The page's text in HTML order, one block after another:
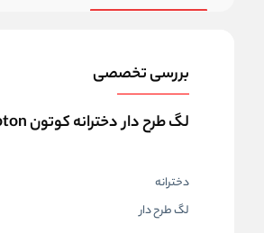
بررسی تخصصی
لگ طرح دار دخترانه کوتون Koton کد 5WKG40049AK
دخترانه
لگ طرح دار